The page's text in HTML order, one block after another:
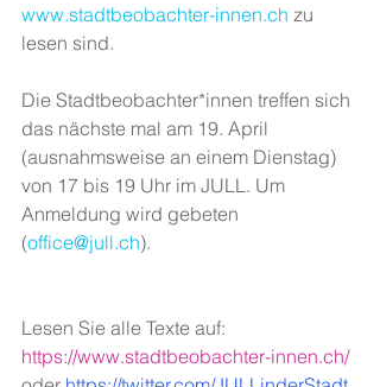
www.stadtbeobachter-innen.ch zu
lesen sind.
Die Stadtbeobachter*innen treffen sich
das nächste mal am 19. April
(ausnahmsweise an einem Dienstag)
von 17 bis 19 Uhr im JULL. Um
Anmeldung wird gebeten
(office@jull.ch).
Lesen Sie alle Texte auf:
https://www.stadtbeobachter-innen.ch/